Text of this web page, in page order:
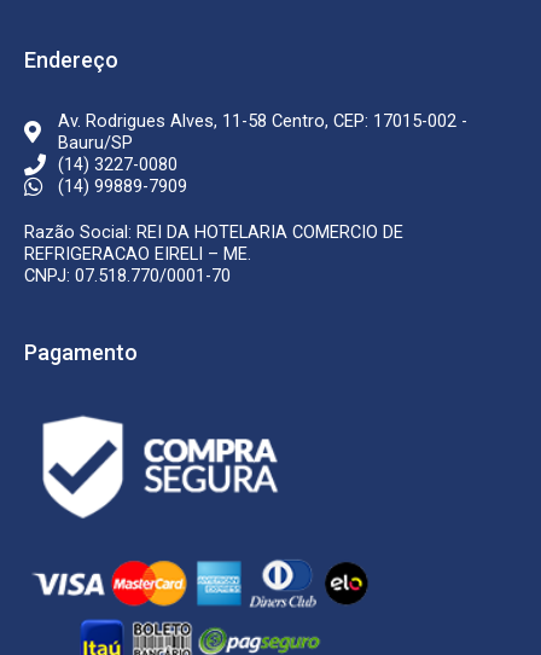
k
-
m
Endereço
Av. Rodrigues Alves, 11-58 Centro, CEP: 17015-002 -
Bauru/SP
(14) 3227-0080
(14) 99889-7909
Razão Social: REI DA HOTELARIA COMERCIO DE
REFRIGERACAO EIRELI – ME.
CNPJ: 07.518.770/0001-70
Pagamento